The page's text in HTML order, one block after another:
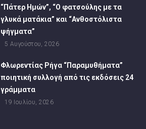
“Πάτερ Ημών”, “Ο φατσούλης με τα
γλυκά ματάκια” και “Ανθοστόλιστα
ψήγματα”
5 Αυγούστου, 2026
Φλωρεντίας Ρήγα “Παραμυθήματα”
ποιητική συλλογή από τις εκδόσεις 24
γράμματα
19 Ιουλίου, 2026